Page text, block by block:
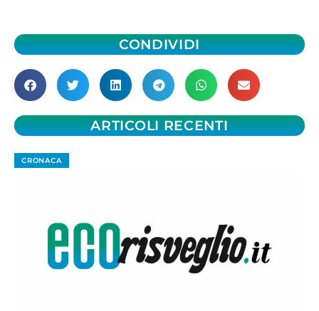
CONDIVIDI
ARTICOLI RECENTI
CRONACA